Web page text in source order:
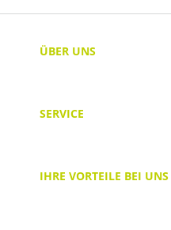
ÜBER UNS
SERVICE
IHRE VORTEILE BEI UNS